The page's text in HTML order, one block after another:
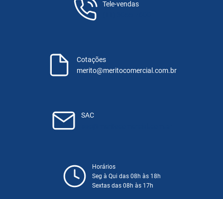
Tele-vendas
Cotações
merito@meritocomercial.com.br
SAC
Horários
Seg à Qui das 08h às 18h
Sextas das 08h às 17h